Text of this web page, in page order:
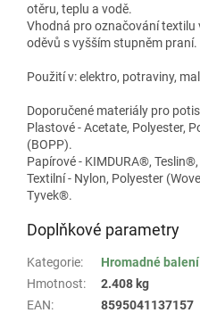
otěru, teplu a vodě.
Vhodná pro označování textilu
oděvů s vyšším stupněm praní.
Použití v: elektro, potraviny,
Doporučené materiály pro
Plastové - Acetate, Polyester,
(BOPP).
Papírové - KIMDURA®,
Textilní - Nylon, Polyester
Tyvek®.
Doplňkové parametry
Kategorie:
Hromadné balení
Hmotnost:
2.408 kg
EAN:
8595041137157